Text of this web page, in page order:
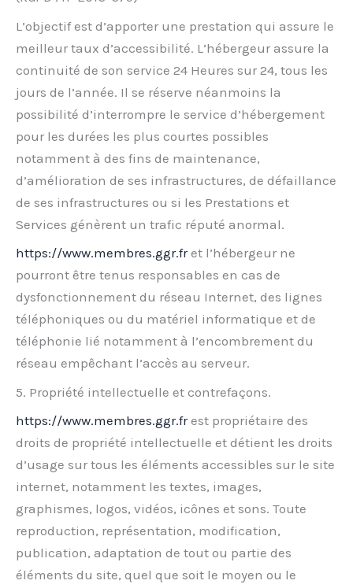
L’objectif est d’apporter une prestation qui assure le
meilleur taux d’accessibilité. L’hébergeur assure la
continuité de son service 24 Heures sur 24, tous les
jours de l’année. Il se réserve néanmoins la
possibilité d’interrompre le service d’hébergement
pour les durées les plus courtes possibles
notamment à des fins de maintenance,
d’amélioration de ses infrastructures, de défaillance
de ses infrastructures ou si les Prestations et
Services génèrent un trafic réputé anormal.
https://www.membres.ggr.fret l’hébergeur ne
pourront être tenus responsables en cas de
dysfonctionnement du réseau Internet, des lignes
téléphoniques ou du matériel informatique et de
téléphonie lié notamment à l’encombrement du
réseau empêchant l’accès au serveur.
5. Propriété intellectuelle et contrefaçons.
https://www.membres.ggr.frest propriétaire des
droits de propriété intellectuelle et détient les droits
d’usage sur tous les éléments accessibles sur le site
internet, notamment les textes, images,
graphismes, logos, vidéos, icônes et sons. Toute
reproduction, représentation, modification,
publication, adaptation de tout ou partie des
éléments du site, quel que soit le moyen ou le